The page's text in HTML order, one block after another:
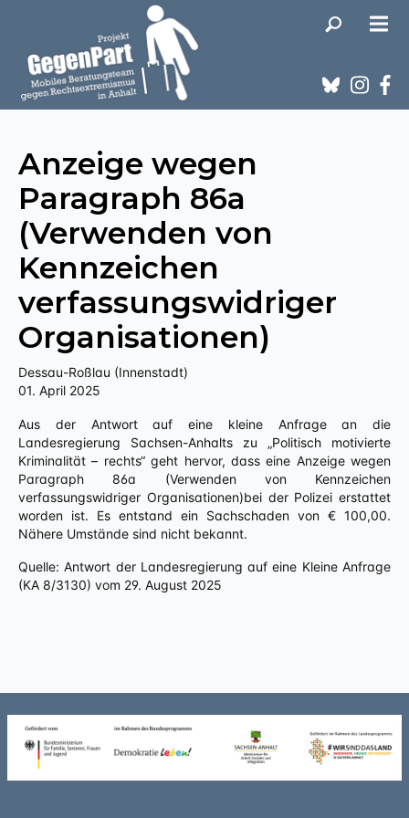
Anzeige wegen
Paragraph 86a
(Verwenden von
Kennzeichen
verfassungswidriger
Organisationen)
Dessau-Roßlau (Innenstadt)
01. April 2025
Aus der Antwort auf eine kleine Anfrage an die
Landesregierung Sachsen-Anhalts zu „Politisch motivierte
Kriminalität – rechts“ geht hervor, dass eine Anzeige wegen
Paragraph 86a (Verwenden von Kennzeichen
verfassungswidriger Organisationen)bei der Polizei erstattet
worden ist. Es entstand ein Sachschaden von € 100,00.
Nähere Umstände sind nicht bekannt.
Quelle: Antwort der Landesregierung auf eine Kleine Anfrage
(KA 8/3130) vom 29. August 2025